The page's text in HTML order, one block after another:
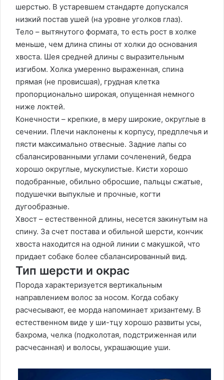
шерстью. В устаревшем стандарте допускался
низкий постав ушей (на уровне уголков глаз).
Тело – вытянутого формата, то есть рост в холке
меньше, чем длина спины от холки до основания
хвоста. Шея средней длины с выразительным
изгибом. Холка умеренно выраженная, спина
прямая (не провисшая), грудная клетка
пропорционально широкая, опущенная немного
ниже локтей.
Конечности – крепкие, в меру широкие, округлые в
сечении. Плечи наклонены к корпусу, предплечья и
пясти максимально отвесные. Задние лапы со
сбалансированными углами сочленений, бедра
хорошо округлые, мускулистые. Кисти хорошо
подобранные, обильно обросшие, пальцы сжатые,
подушечки выпуклые и прочные, когти
дугообразные.
Хвост – естественной длины, несется закинутым на
спину. За счет постава и обильной шерсти, кончик
хвоста находится на одной линии с макушкой, что
придает собаке более сбалансированный вид.
Тип шерсти и окрас
Порода характеризуется вертикальным
направлением волос за носом. Когда собаку
расчесывают, ее морда напоминает хризантему. В
естественном виде у ши-тцу хорошо развиты усы,
бахрома, челка (подколотая, подстриженная или
расчесанная) и волосы, украшающие уши.